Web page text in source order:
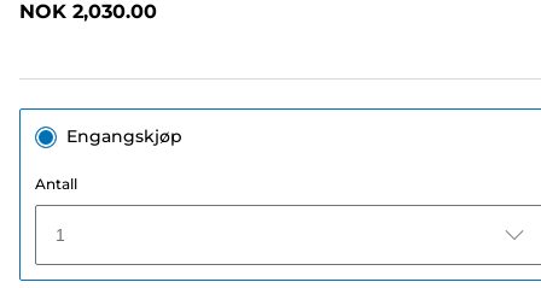
NOK 2,030.00
Engangskjøp
Antall
1